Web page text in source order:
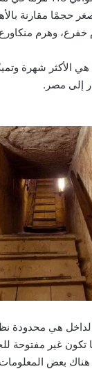
حجمًا مقارنة
خفرع، وهرم
هي الأكثر شهرة
إلى مصر.
هي محدودة
تكون غير مفتوحة
بعض المعلومات